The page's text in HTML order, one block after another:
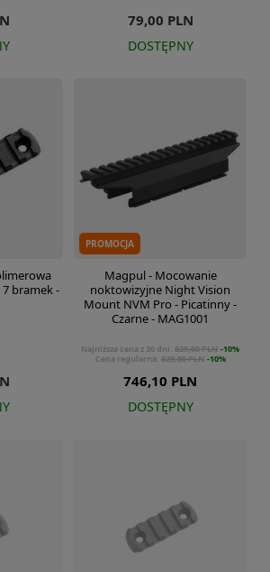
79,00 PLN
DOSTĘPNY
bramek -
PROMOCJA
Magpul - Mocowanie
noktowizyjne Night Vision
Mount NVM Pro - Picatinny -
Czarne - MAG1001
746,10 PLN
Najniższa cena z 30 dni: 829,00 PLN -10%
Cena regularna: 829,00 PLN -10%
DOSTĘPNY